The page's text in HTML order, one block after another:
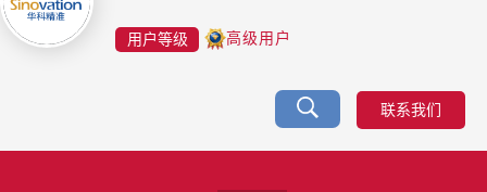
用户等级 高级用户
联系我们